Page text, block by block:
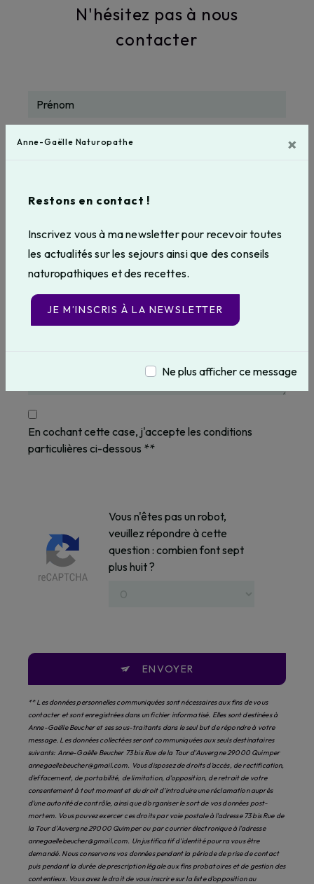
Anne-Gaëlle Naturopathe ×
Restons en contact !
Inscrivez vous à ma newsletter pour recevoir toutes
les actualités sur les sejours ainsi que des conseils
naturopathiques et des recettes.
JE M’INSCRIS À LA NEWSLETTER
Ne plus afficher ce message
N'hésitez pas à nous
contacter
En cochant cette case, j'accepte les conditions
particulières ci-dessous **
Vous n'êtes pas un robot,
veuillez répondre à cette
question : combien font sept
plus huit ?
ENVOYER
** Les données personnelles communiquées sont nécessaires aux fins de vous
contacter et sont enregistrées dans un fichier informatisé. Elles sont destinées à
Anne-Gaëlle Beucher et ses sous-traitants dans le seul but de répondre à votre
message. Les données collectées seront communiquées aux seuls destinataires
suivants: Anne-Gaëlle Beucher 73 bis Rue de la Tour d'Auvergne 29000 Quimper
annegaellebeucher@gmail.com. Vous disposez de droits d’accès, de rectification,
d’effacement, de portabilité, de limitation, d’opposition, de retrait de votre
consentement à tout moment et du droit d’introduire une réclamation auprès
d’une autorité de contrôle, ainsi que d’organiser le sort de vos données post-
mortem. Vous pouvez exercer ces droits par voie postale à l'adresse 73 bis Rue de
la Tour d'Auvergne 29000 Quimper ou par courrier électronique à l'adresse
annegaellebeucher@gmail.com. Un justificatif d'identité pourra vous être
demandé. Nous conservons vos données pendant la période de prise de contact
puis pendant la durée de prescription légale aux fins probatoires et de gestion des
contentieux. Vous avez le droit de vous inscrire sur la liste d'opposition au